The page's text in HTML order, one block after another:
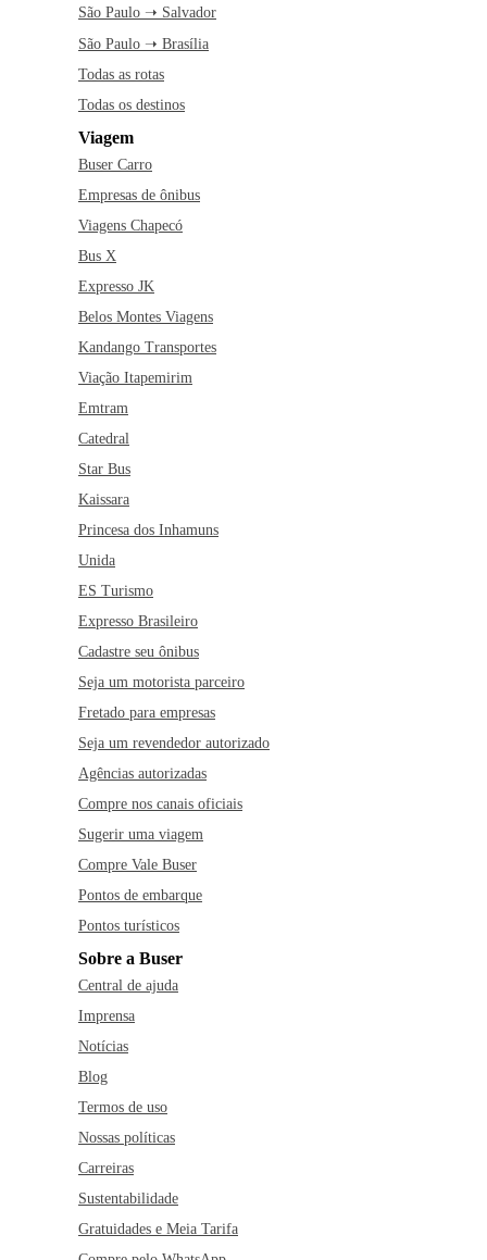
São Paulo ➝ Salvador
São Paulo ➝ Brasília
Todas as rotas
Todas os destinos
Viagem
Buser Carro
Empresas de ônibus
Viagens Chapecó
Bus X
Expresso JK
Belos Montes Viagens
Kandango Transportes
Viação Itapemirim
Emtram
Catedral
Star Bus
Kaissara
Princesa dos Inhamuns
Unida
ES Turismo
Expresso Brasileiro
Cadastre seu ônibus
Seja um motorista parceiro
Fretado para empresas
Seja um revendedor autorizado
Agências autorizadas
Compre nos canais oficiais
Sugerir uma viagem
Compre Vale Buser
Pontos de embarque
Pontos turísticos
Sobre a Buser
Central de ajuda
Imprensa
Notícias
Blog
Termos de uso
Nossas políticas
Carreiras
Sustentabilidade
Gratuidades e Meia Tarifa